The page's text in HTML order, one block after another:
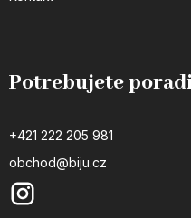
Potrebujete
+421 222 205 981
obchod@biju.cz